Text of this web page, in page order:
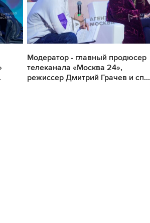
Модератор - главный продюсер
телеканала «Москва 24»,
режиссер Дмитрий Грачев и сп...